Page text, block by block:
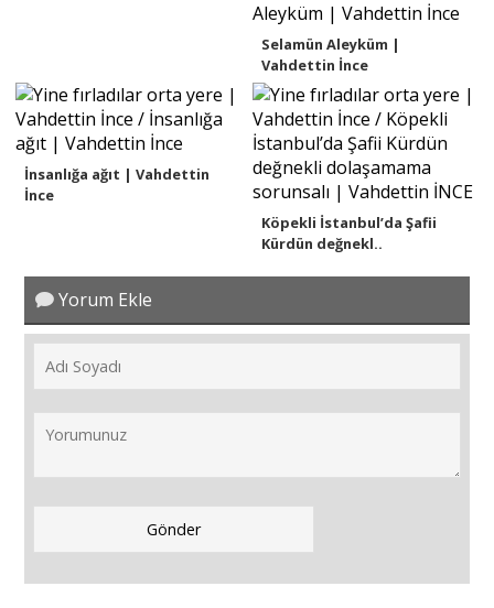
Selamün Aleyküm |
Vahdettin İnce
İnsanlığa ağıt | Vahdettin
İnce
Köpekli İstanbul’da Şafii
Kürdün değnekl..
Yorum Ekle